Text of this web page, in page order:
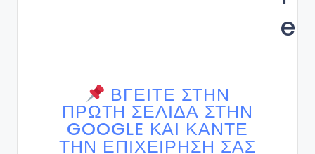
e
ΒΓΕΊΤΕ ΣΤΗΝ
ΠΡΏΤΗ ΣΕΛΊΔΑ ΣΤΗΝ
GOOGLE ΚΑΙ ΚΆΝΤΕ
ΤΗΝ ΕΠΙΧΕΊΡΗΣΗ ΣΑΣ